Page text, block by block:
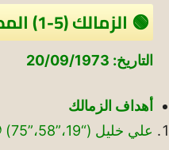
🟢 الزمالك (5-1) المصري
التاريخ: 20/09/1973
أهداف الزمالك
علي خليل (“19،”58،”75)